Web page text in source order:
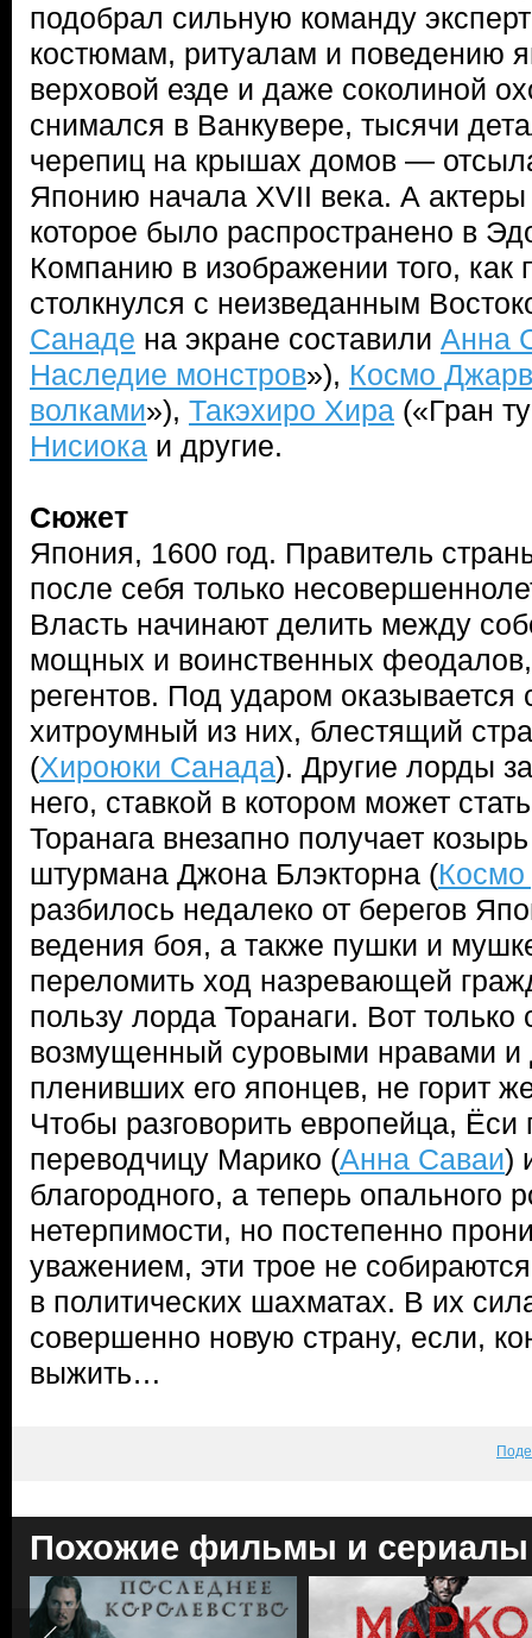
подобрал сильную команду
костюмам, ритуалам и поведению
верховой езде и даже соколиной
снимался в Ванкувере, тысячи
черепиц на крышах домов —
Японию начала XVII века. А актеры
которое было распространено в
Компанию в изображении того, как
столкнулся с неизведанным
Санаде на экране составили Анна
Наследие монстров»), Космо
волками»), Такэхиро Хира («Гран
Нисиока и другие.
Сюжет
Япония, 1600 год. Правитель
после себя только
Власть начинают делить между
мощных и воинственных
регентов. Под ударом
хитроумный из них, блестящий
(Хироюки Санада). Другие лорды
него, ставкой в котором может
Торанага внезапно получает
штурмана Джона Блэкторна (
разбилось недалеко от берегов
ведения боя, а также пушки и
переломить ход назревающей
пользу лорда Торанаги. Вот
возмущенный суровыми нравами
пленивших его японцев, не горит
Чтобы разговорить европейца, Ёси
переводчицу Марико (Анна Саваи)
благородного, а теперь опального
нетерпимости, но постепенно
уважением, эти трое не
в политических шахматах. В их
совершенно новую страну, если,
выжить…
Похожие фильмы и сериалы